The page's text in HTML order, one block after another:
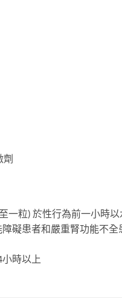
劑
一粒) 於性行為前一小時以
礙患者和嚴重腎功能不
時以上